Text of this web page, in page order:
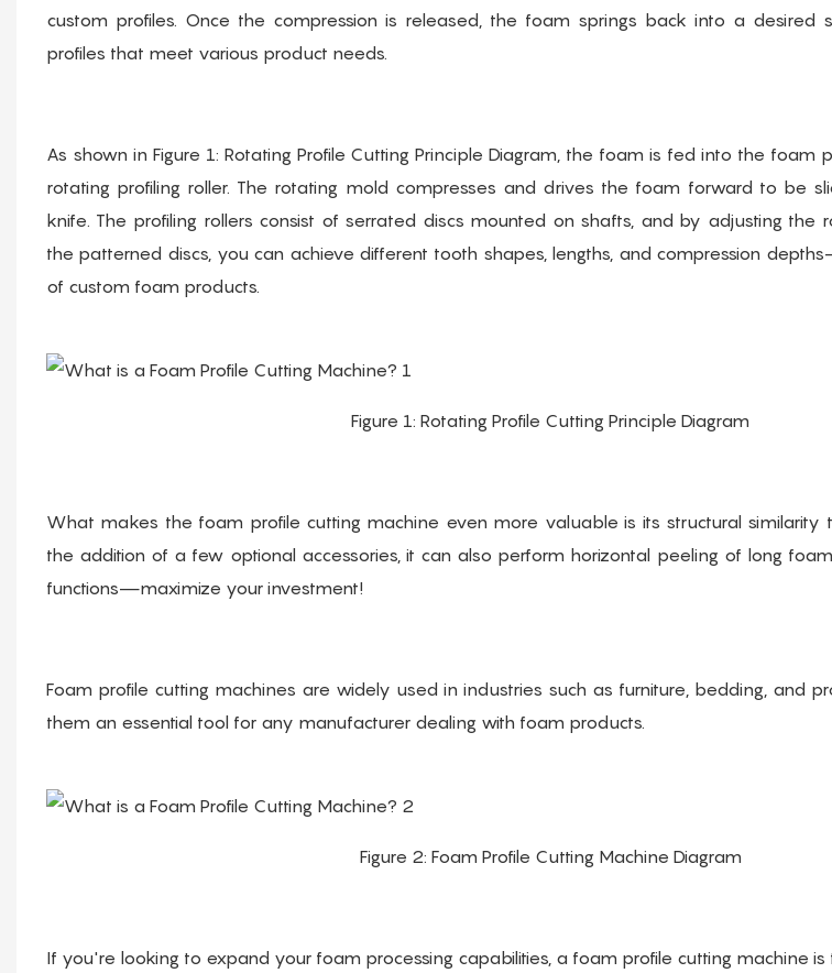
custom profiles. Once the compression is released, the foam springs back into a desired
profiles that meet various product needs.
As shown in Figure 1: Rotating Profile Cutting Principle Diagram, the foam is fed into the foam
rotating profiling roller. The rotating mold compresses and drives the foam forward to be
knife. The profiling rollers consist of serrated discs mounted on shafts, and by adjusting the
the patterned discs, you can achieve different tooth shapes, lengths, and compression
of custom foam products.
Figure 1: Rotating Profile Cutting Principle Diagram
What makes the foam profile cutting machine even more valuable is its structural similarity
the addition of a few optional accessories, it can also perform horizontal peeling of long
functions—maximize your investment!
Foam profile cutting machines are widely used in industries such as furniture, bedding, and
them an essential tool for any manufacturer dealing with foam products.
Figure 2: Foam Profile Cutting Machine Diagram
If you're looking to expand your foam processing capabilities, a foam profile cutting machine is